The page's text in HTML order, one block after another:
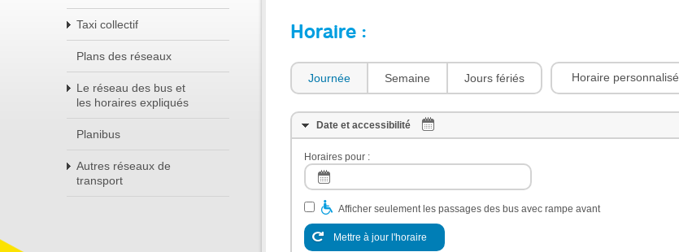
Taxi collectif
Plans des réseaux
Le réseau des bus et
les horaires expliqués
Planibus
Autres réseaux de
transport
Horaire :
Journée Semaine Jours fériés Horaire personnalisé
Date et accessibilité
Horaires pour :
Afficher seulement les passages des bus avec rampe avant
Mettre à jour l'horaire